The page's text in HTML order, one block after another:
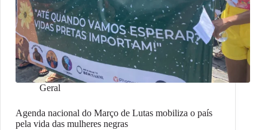
Geral
Agenda nacional do Março de Lutas mobiliza o país
pela vida das mulheres negras